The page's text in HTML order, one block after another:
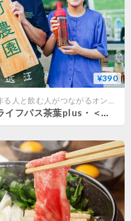
¥390
ライフパス茶葉plus・＜初登場＞中村農園・中村哲三さん（滋賀・甲賀） 土山紅茶「香駿 夏摘み」：2025年7月製茶